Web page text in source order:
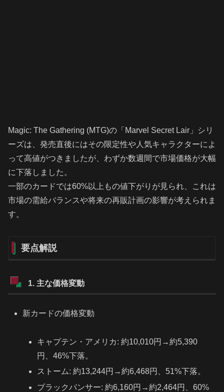
Magic: The Gathering (MTG)の「Marvel Secret Lair」シリ
ーズは、発売直後にはその限定性や人気キャラクターによ
って高値がつきましたが、わずか数週間で市場価格が大幅
に下落しました。
一部のカードでは60%以上もの値下がりが見られ、これは
市場の需給バランスや将来の再販計画の影響が考えられま
す。
要点解説
1. 主な価格変動
新カードの価格変動
キャプテン・アメリカ: 約10,010円→約5,390
円、46%下落。
ストーム: 約13,244円→約6,468円、51%下落。
ブラックパンサー: 約6,160円→約2,464円、60%